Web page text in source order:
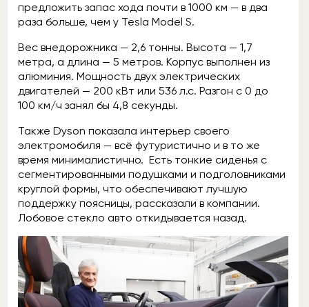
предложить запас хода почти в 1000 км — в два
раза больше, чем у Tesla Model S.
Вес внедорожника — 2,6 тонны. Высота — 1,7
метра, а длина — 5 метров. Корпус выполнен из
алюминия. Мощность двух электрических
двигателей — 200 кВт или 536 л.с. Разгон с 0 до
100 км/ч занял бы 4,8 секунды.
Также Dyson показала интерьер своего
электромобиля — всё футуристично и в то же
время минималистично. Есть тонкие сиденья с
сегментированными подушками и подголовниками
круглой формы, что обеспечивают лучшую
поддержку поясницы, рассказали в компании.
Лобовое стекло авто откидывается назад.